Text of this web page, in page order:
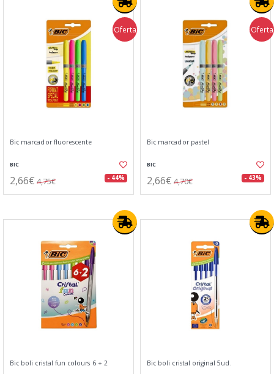
Oferta
Bic marcador fluorescente
BIC
2,66€ 4,75€ - 44%
Oferta
Bic marcador pastel
BIC
2,66€ 4,70€ - 43%
Bic boli cristal fun colours 6 + 2 Bic boli cristal original 5ud.